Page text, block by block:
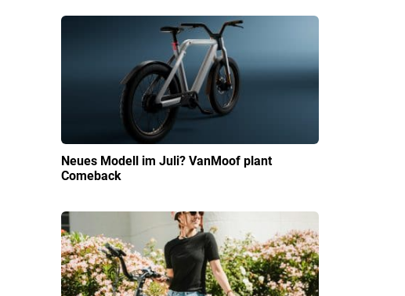
Neues Modell im Juli? VanMoof plant
Comeback